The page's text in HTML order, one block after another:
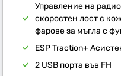
Управление на
скоростен лост с
фарове за мъгла с
ESP Traction+
2 USB порта във FH